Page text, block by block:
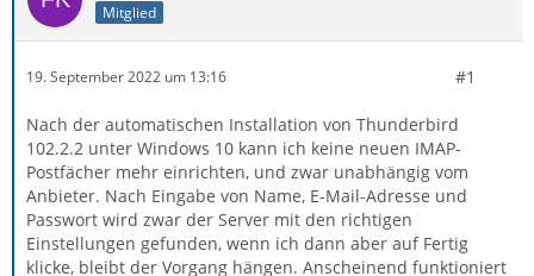
Mitglied
19. September 2022 um 13:16 #1
Nach der automatischen Installation von Thunderbird
102.2.2 unter Windows 10 kann ich keine neuen IMAP-
Postfächer mehr einrichten, und zwar unabhängig vom
Anbieter. Nach Eingabe von Name, E-Mail-Adresse und
Passwort wird zwar der Server mit den richtigen
Einstellungen gefunden, wenn ich dann aber auf Fertig
klicke, bleibt der Vorgang hängen. Anscheinend funktioniert